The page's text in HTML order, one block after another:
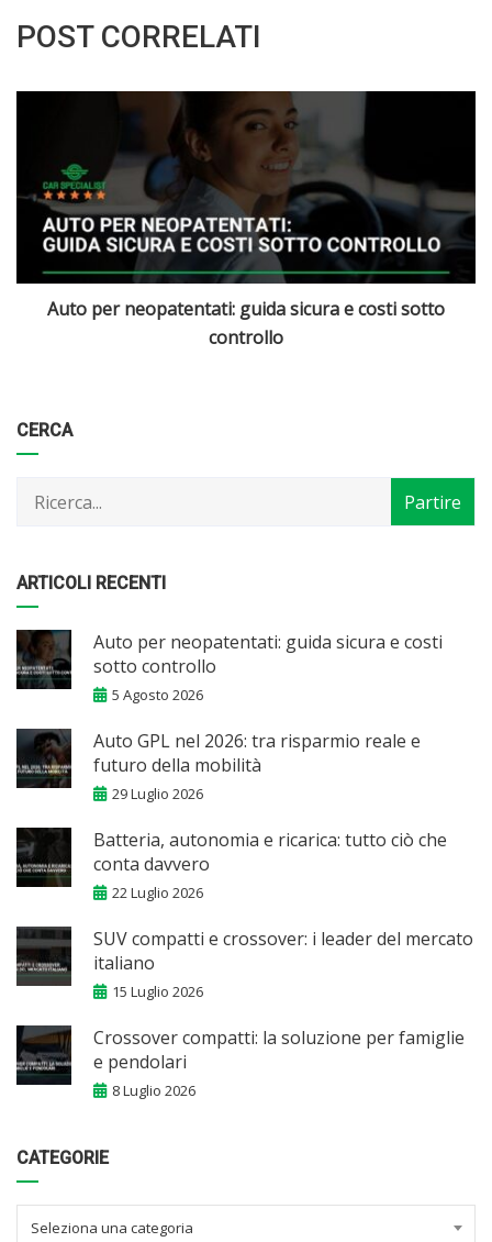
POST CORRELATI
SUV compatti e crossover: i leader del mercato italiano
CERCA
ARTICOLI RECENTI
Auto per neopatentati: guida sicura e costi
sotto controllo
5 Agosto 2026
Auto GPL nel 2026: tra risparmio reale e
futuro della mobilità
29 Luglio 2026
Batteria, autonomia e ricarica: tutto ciò che
conta davvero
22 Luglio 2026
SUV compatti e crossover: i leader del mercato
italiano
15 Luglio 2026
Crossover compatti: la soluzione per famiglie
e pendolari
8 Luglio 2026
CATEGORIE
Categorie
Seleziona una categoria
Articoli
per